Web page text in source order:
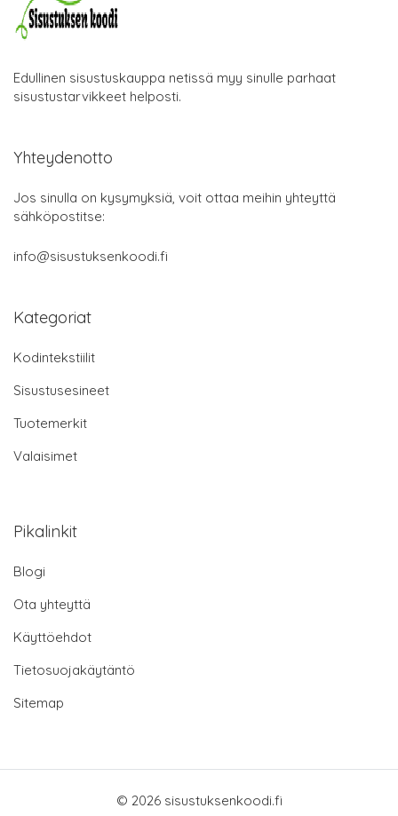
Edullinen sisustuskauppa netissä myy sinulle parhaat
sisustustarvikkeet helposti.
Yhteydenotto
Jos sinulla on kysymyksiä, voit ottaa meihin yhteyttä
sähköpostitse:
info@sisustuksenkoodi.fi
Kategoriat
Kodintekstiilit
Sisustusesineet
Tuotemerkit
Valaisimet
Pikalinkit
Blogi
Ota yhteyttä
Käyttöehdot
Tietosuojakäytäntö
Sitemap
© 2026 sisustuksenkoodi.fi